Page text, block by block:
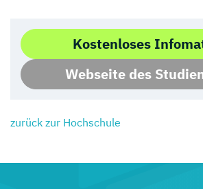
Kostenloses
Webseite des
zurück zur Hochschule